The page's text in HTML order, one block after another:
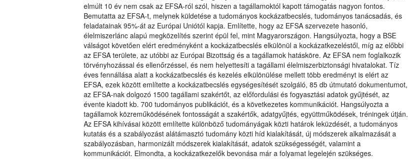
elmúlt 10 év nem csak az EFSA-ról szól, hiszen a tagállamoktól kapott támogatás nagyon fontos.
Bemutatta az EFSA-t, melynek küldetése a tudományos kockázatbecslés, tudományos tanácsadás, és
feladatainak 95%-át az Európai Uniótól kapja. Említette, hogy az EFSA szervezete hasonló,
élelmiszerlánc alapú megközelítés szerint épül fel, mint Magyarországon. Hangsúlyozta, hogy a BSE
válságot követően elért eredményként a kockázatbecslés elkülönül a kockázatkezeléstől, míg az előbbi
az EFSA területe, az utóbbi az Európai Bizottság és a tagállamok hatásköre. Az EFSA nem foglalkozik
törvényhozással és ellenőrzéssel, és nem helyettesíti a tagállami élelmiszerbiztonsági hivatalokat. Tíz
éves fennállása alatt a kockázatbecslés és kezelés elkülönülése mellett több eredményt is elért az
EFSA, ezek között említette a kockázatbecslés egységesítését szolgáló, 85 db útmutató dokumentumot,
az EFSA-nak dolgozó 1500 tagállami szakértőt, az előfordulási és fogyasztási adatok gyűjtését, az
évente kiadott kb. 700 tudományos publikációt, és a következetes kommunikációt. Hangsúlyozta a
tagállamok közreműködésének fontosságát a szakértők, adatgyűjtés, együttműködések, tréningek útján.
Az EFSA kihívásai között említette különböző tudományágak közti határok leküzdését, a tudományos
kutatás és a szabályozást alátámasztó tudomány közti híd kialakítását, új módszerek alkalmazását a
szabályozásban, harmonizált módszerek kialakítását, adatok szükségességét, valamint a
kommunikációt. Elmondta, a kockázatkezelők bevonása már a folyamat legelején szükséges.